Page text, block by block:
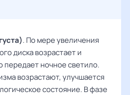
. По мере увеличения
диска возрастает и
передает ночное светило.
возрастают, улучшается
состояние. В фазе